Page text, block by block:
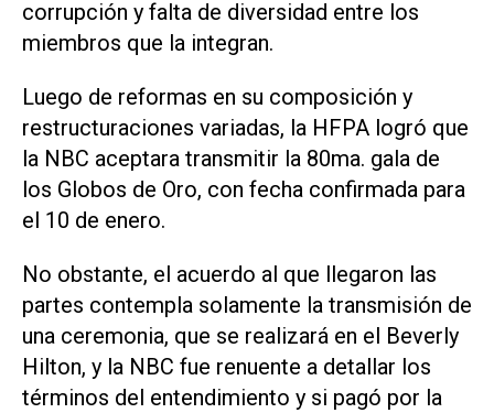
corrupción y falta de diversidad entre los
miembros que la integran.
Luego de reformas en su composición y
restructuraciones variadas, la HFPA logró que
la NBC aceptara transmitir la 80ma. gala de
los Globos de Oro, con fecha confirmada para
el 10 de enero.
No obstante, el acuerdo al que llegaron las
partes contempla solamente la transmisión de
una ceremonia, que se realizará en el Beverly
Hilton, y la NBC fue renuente a detallar los
términos del entendimiento y si pagó por la